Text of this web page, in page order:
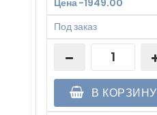
Под заказ
В КОРЗИНУ